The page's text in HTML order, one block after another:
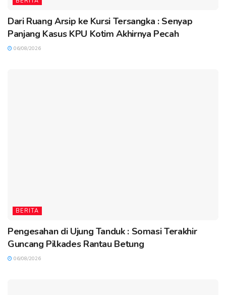
Dari Ruang Arsip ke Kursi Tersangka : Senyap
Panjang Kasus KPU Kotim Akhirnya Pecah
06/08/2026
BERITA
Pengesahan di Ujung Tanduk : Somasi Terakhir
Guncang Pilkades Rantau Betung
06/08/2026